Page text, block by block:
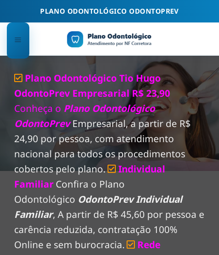
PLANO ODONTOLÓGICO ODONTOPREV
Plano Odontológico Tio Hugo
OdontoPrev Empresarial R$ 23,90
Conheça o Plano Odontológico
OdontoPrev Empresarial, a partir de R$
24,90 por pessoa, com atendimento
nacional para todos os procedimentos
cobertos pelo plano.
Individual
FamiliarConfira o Plano
Odontológico OdontoPrev Individual
Familiar, A partir de R$ 45,60 por pessoa e
carência reduzida, contratação 100%
Online e sem burocracia.
Rede